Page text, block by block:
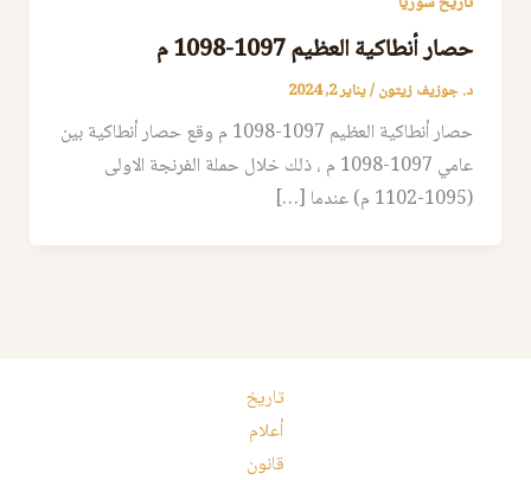
حصار أنطاكية العظيم 1097-1098 م
د. جوزيف زيتون/يناير 2, 2024
حصار أنطاكية العظيم 1097-1098 م وقع حصار أنطاكية بين
عامي 1097-1098 م ، ذلك خلال حملة الفرنجة الاولى
(1095-1102 م) عندما […]
تاريخ
أعلام
قانون